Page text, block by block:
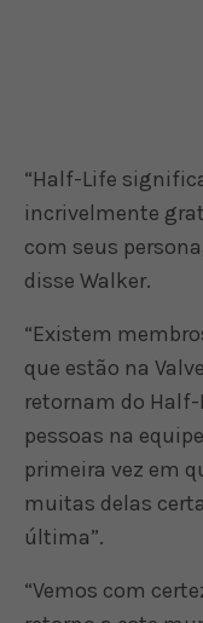
“Half-Life
incrivelmente
com seus
disse Walker.
“Existem
que estão na
retornam do
pessoas na
primeira vez em
muitas delas
última”.
“Vemos com